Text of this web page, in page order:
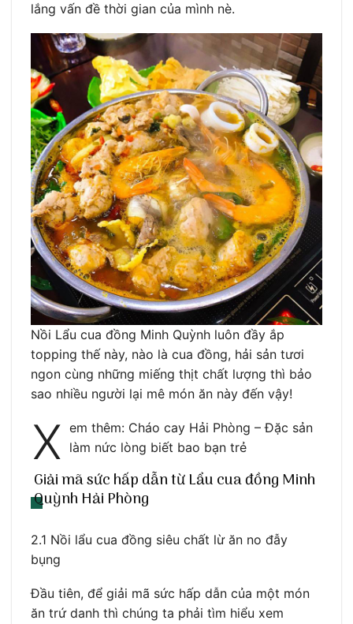
lắng vấn đề thời gian của mình nè.
Nồi Lẩu cua đồng Minh Quỳnh luôn đầy ắp
topping thế này, nào là cua đồng, hải sản tươi
ngon cùng những miếng thịt chất lượng thì bảo
sao nhiều người lại mê món ăn này đến vậy!
X em thêm: Cháo cay Hải Phòng – Đặc sản
làm nức lòng biết bao bạn trẻ
Giải mã sức hấp dẫn từ Lẩu cua đồng Minh
Quỳnh Hải Phòng
2.1 Nồi lẩu cua đồng siêu chất lừ ăn no đẫy
bụng
Đầu tiên, để giải mã sức hấp dẫn của một món
ăn trứ danh thì chúng ta phải tìm hiểu xem